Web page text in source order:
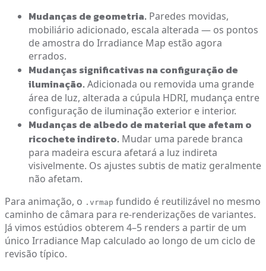
Mudanças de geometria. Paredes movidas,
mobiliário adicionado, escala alterada — os pontos
de amostra do Irradiance Map estão agora
errados.
Mudanças significativas na configuração de
iluminação. Adicionada ou removida uma grande
área de luz, alterada a cúpula HDRI, mudança entre
configuração de iluminação exterior e interior.
Mudanças de albedo de material que afetam o
ricochete indireto. Mudar uma parede branca
para madeira escura afetará a luz indireta
visivelmente. Os ajustes subtis de matiz geralmente
não afetam.
Para animação, o .vrmap fundido é reutilizável no mesmo
caminho de câmara para re-renderizações de variantes.
Já vimos estúdios obterem 4–5 renders a partir de um
único Irradiance Map calculado ao longo de um ciclo de
revisão típico.